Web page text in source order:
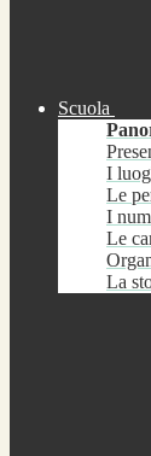
Scuola
I
Le
I
Le
La